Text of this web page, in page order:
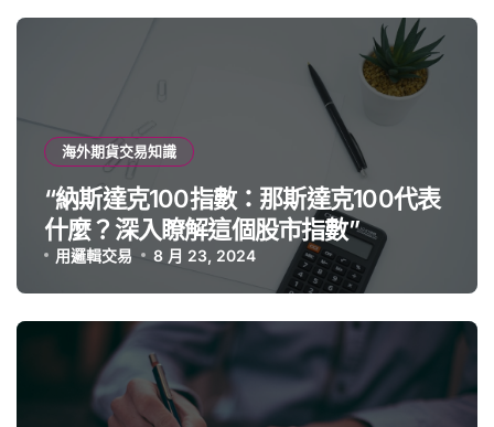
海外期貨交易知識
“納斯達克100指數：那斯達克100代表
什麼？深入瞭解這個股市指數”
用邏輯交易 8 月 23, 2024